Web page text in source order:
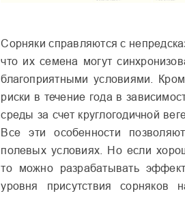
Сорняки справляются с
что их семена могут
благоприятными услови­ями.
риски в течение года в
среды за счет кругло­годичной
Все эти особенно­сти
полевых условиях. Но если
то можно разра­батывать
уровня присут­ствия сорняков